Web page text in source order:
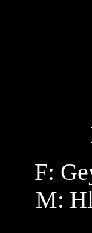
F:
M: